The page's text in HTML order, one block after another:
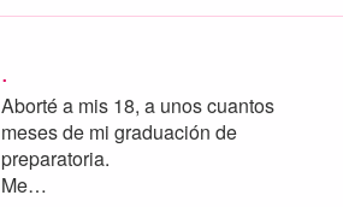
.
Aborté a mis 18, a unos cuantos
meses de mi graduación de
preparatoria.
Me…